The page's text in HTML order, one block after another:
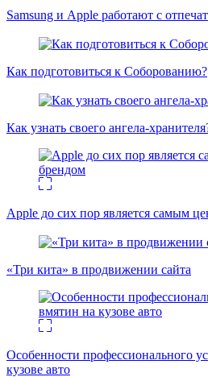
Samsung и Apple работают с
Как подготовиться к Соборованию?
Как узнать своего ангела-
Apple до сих пор является самым
«Три кита» в продвижении сайта
Особенности профессионального
кузове авто